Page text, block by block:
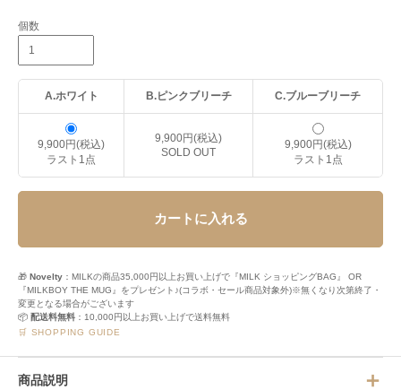
個数
A.ホワイト B.ピンクブリーチ C.ブルーブリーチ
9,900円(税込)
ラスト1点
9,900円(税込)
SOLD OUT
9,900円(税込)
ラスト1点
カートに入れる
🎁 Novelty ：MILKの商品35,000円以上お買い上げで『MILK ショッピングBAG』 OR
『MILKBOY THE MUG』をプレゼント♪(コラボ・セール商品対象外)※無くなり次第終了・
変更となる場合がございます
📦 配送料無料 ：10,000円以上お買い上げで送料無料
🛒 SHOPPING GUIDE
商品説明